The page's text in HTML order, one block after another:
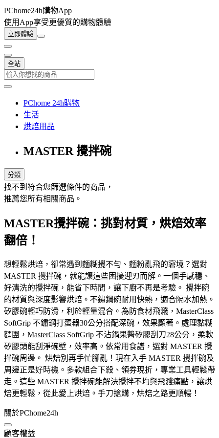
PChome24h購物App
使用App享受更優質的購物體驗
立即體驗
全站
PChome 24h購物
生活
烘焙用品
MASTER 攪拌碗
分類
找不到符合您篩選條件的商品，
推薦您所有相關商品。
MASTER攪拌碗：挑對材質，烘焙效率
翻倍！
想輕鬆烘焙，卻常遇到麵糊攪不勻、麵粉亂飛的窘境？選對
MASTER 攪拌碗，就能讓這些困擾迎刃而解。一個手感穩、
好清洗的攪拌碗，能省下時間，讓下廚不再是考驗。 攪拌碗
的材質與深度影響烘焙。不鏽鋼碗耐用快熱，適合隔水加熱。
矽膠碗輕巧防滑，利於輕量混合。為防食材飛濺，MasterClass
SoftGrip 不鏽鋼打蛋器30公分搭配深碗，效果顯著。處理黏糊
麵團，MasterClass SoftGrip 不沾鍋果醬矽膠刮刀28公分，柔軟
矽膠頭能刮淨碗壁，效率高。依常用食譜，選對 MASTER 攪
拌碗周邊。 烘焙別再手忙腳亂！現在入手 MASTER 攪拌碗及
周邊正是好時機。多款組合下殺、領券現折，專業工具輕鬆帶
走。這些 MASTER 攪拌碗能解決攪拌不均與飛濺痛點，讓烘
焙更輕鬆，從此愛上烘焙。手刀搶購，烘焙之路更順暢！
關於PChome24h
顧客權益